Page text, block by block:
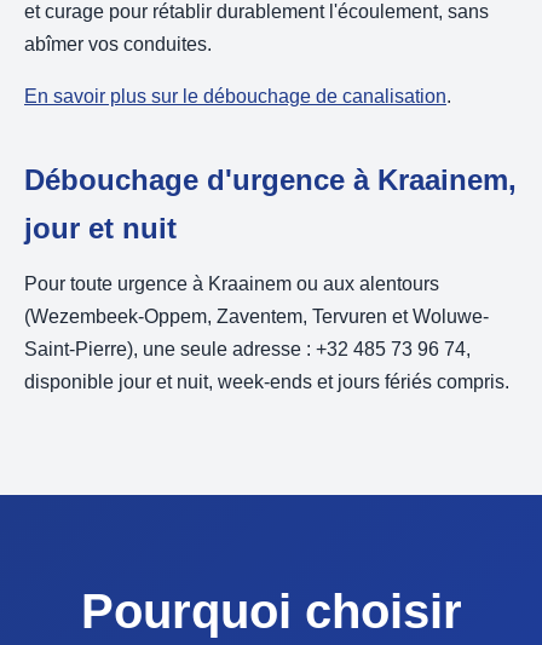
et curage pour rétablir durablement l'écoulement, sans
abîmer vos conduites.
En savoir plus sur le débouchage de canalisation.
Débouchage d'urgence à Kraainem,
jour et nuit
Pour toute urgence à Kraainem ou aux alentours
(Wezembeek-Oppem, Zaventem, Tervuren et Woluwe-
Saint-Pierre), une seule adresse : +32 485 73 96 74,
disponible jour et nuit, week-ends et jours fériés compris.
Pourquoi choisir